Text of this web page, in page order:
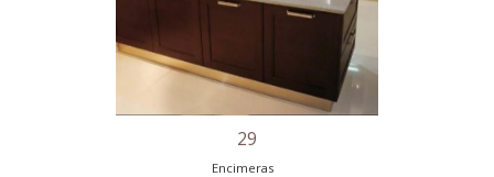
Encimeras